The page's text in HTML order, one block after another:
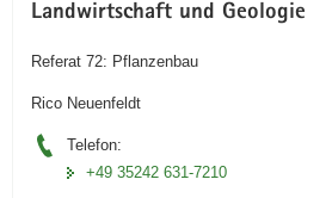
Landwirtschaft und Geologie
Referat 72: Pflanzenbau
Rico Neuenfeldt
Telefon:
+49 35242 631-7210